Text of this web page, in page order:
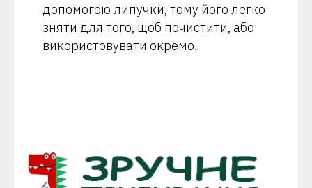
допомогою липучки, тому його легко
зняти для того, щоб почистити, або
використовувати окремо.